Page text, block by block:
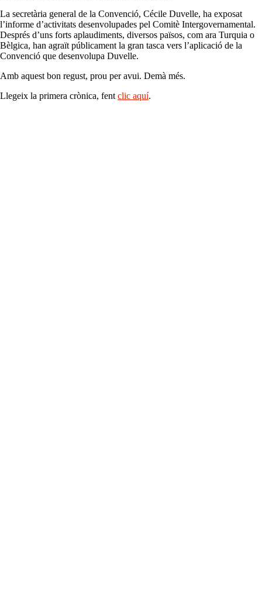
La secretària general de la Convenció, Cécile Duvelle, ha exposat
l’informe d’activitats desenvolupades pel Comitè Intergovernamental.
Després d’uns forts aplaudiments, diversos països, com ara Turquia o
Bèlgica, han agraït públicament la gran tasca vers l’aplicació de la
Convenció que desenvolupa Duvelle.
Amb aquest bon regust, prou per avui. Demà més.
Llegeix la primera crònica, fentclic aquí.